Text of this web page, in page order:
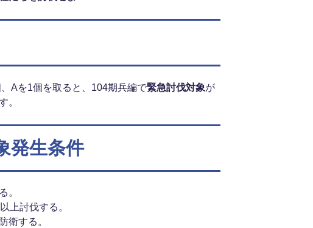
Aを1個を取ると、104期兵編で緊急討伐対象が
。
発生条件
。
上討伐する。
衛する。